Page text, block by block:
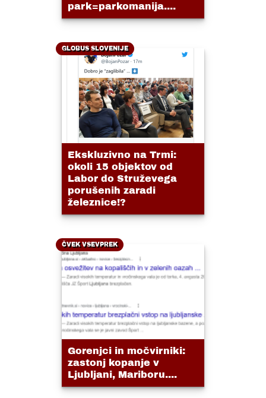
park=parkomanija....
GLOBUS SLOVENIJE
Ekskluzivno na Trmi:
okoli 15 objektov od
Labor do Struževega
porušenih zaradi
železnice!?
ČVEK VSEVPREK
Gorenjci in močvirniki:
zastonj kopanje v
Ljubljani, Mariboru....